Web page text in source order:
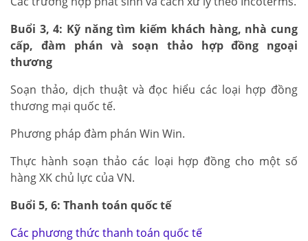
Buổi 3, 4: Kỹ năng tìm kiếm khách hàng, nhà cung
cấp, đàm phán và soạn thảo hợp đồng ngoại
thương
Soạn thảo, dịch thuật và đọc hiểu các loại hợp đồng
thương mại quốc tế.
Phương pháp đàm phán Win Win.
Thực hành soạn thảo các loại hợp đồng cho một số
hàng XK chủ lực của VN.
Buổi 5, 6: Thanh toán quốc tế
Các phương thức thanh toán quốc tế